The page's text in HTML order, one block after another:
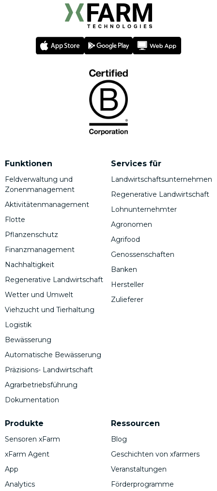
Funktionen
Feldverwaltung und
Zonenmanagement
Aktivitätenmanagement
Flotte
Pflanzenschutz
Finanzmanagement
Nachhaltigkeit
Regenerative Landwirtschaft
Wetter und Umwelt
Viehzucht und Tierhaltung
Logistik
Bewässerung
Automatische Bewässerung
Präzisions- Landwirtschaft
Agrarbetriebsführung
Dokumentation
Produkte
Sensoren xFarm
xFarm Agent
App
Analytics
Services für
Landwirtschaftsunternehmen
Regenerative Landwirtschaft
Lohnunternehmter
Agronomen
Agrifood
Genossenschaften
Banken
Hersteller
Zulieferer
Ressourcen
Blog
Geschichten von xfarmers
Veranstaltungen
Förderprogramme